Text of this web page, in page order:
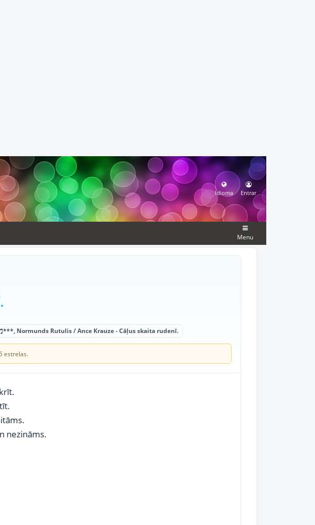
Idioma Entrar
Menu
***, Normunds Rutulis / Ance Krauze - Cāļus skaita rudenī.
estrelas.
nezināms.